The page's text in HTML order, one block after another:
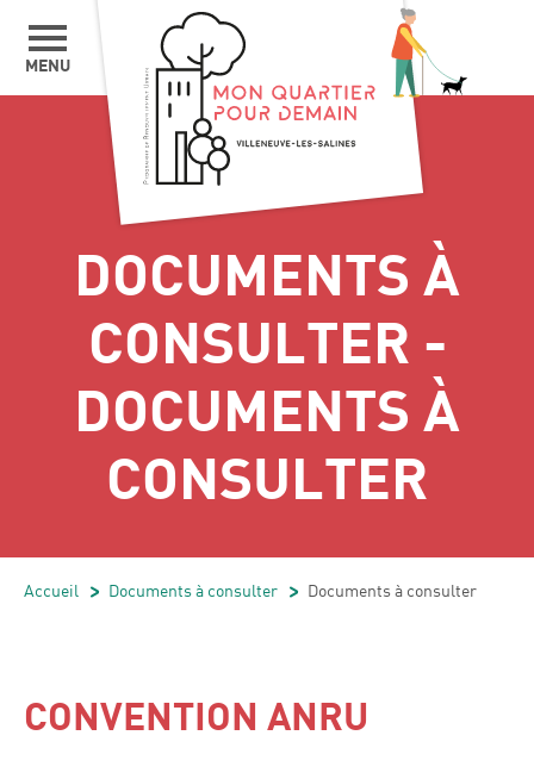
MENU
DOCUMENTS À
CONSULTER -
DOCUMENTS À
CONSULTER
Accueil Documents à consulter Documents à consulter
CONVENTION ANRU